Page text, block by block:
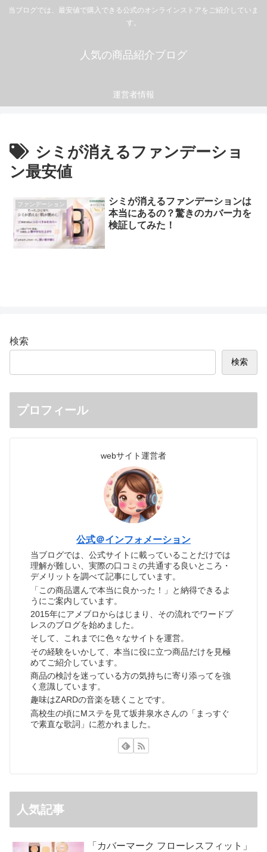
当ブログでは、最安値で購入できる公式のオンラインストアをご紹介していま
す。
人気の商品紹介ブログ
運営者情報
シミが消えるファンデーショ
ン最安値
ファンデーション
シミが消えるファンデーションは
本当にあるの？驚きのカバー力を
検証してみた！
検索
検索
プロフィール
webサイト運営者
公式＠インフォメーション
当ブログでは、公式サイトに載っていることだけでは
理解が難しい、実際の口コミの共通する良いところ・
デメリットを調べて記事にしています。
「この商品選んで本当に良かった！」と納得できるよ
うにご案内しています。
2015年にアメブロからはじまり、その流れでワードプ
レスのブログを始めました。
そして、これまでに色々なサイトを運営。
その経験をいかして、本当に役に立つ商品だけを見極
めてご紹介しています。
商品の検討を迷っている方の気持ちに寄り添ってを強
く意識しています。
趣味はZARDの音楽を聴くことです。
高校生の頃にMステを見て坂井泉水さんの「まっすぐ
で素直な歌詞」に惹かれました。
人気記事
「カバーマーク フローレスフィット」